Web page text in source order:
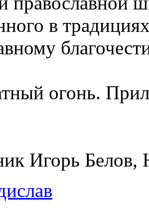
в
огонь.
Игорь Белов,